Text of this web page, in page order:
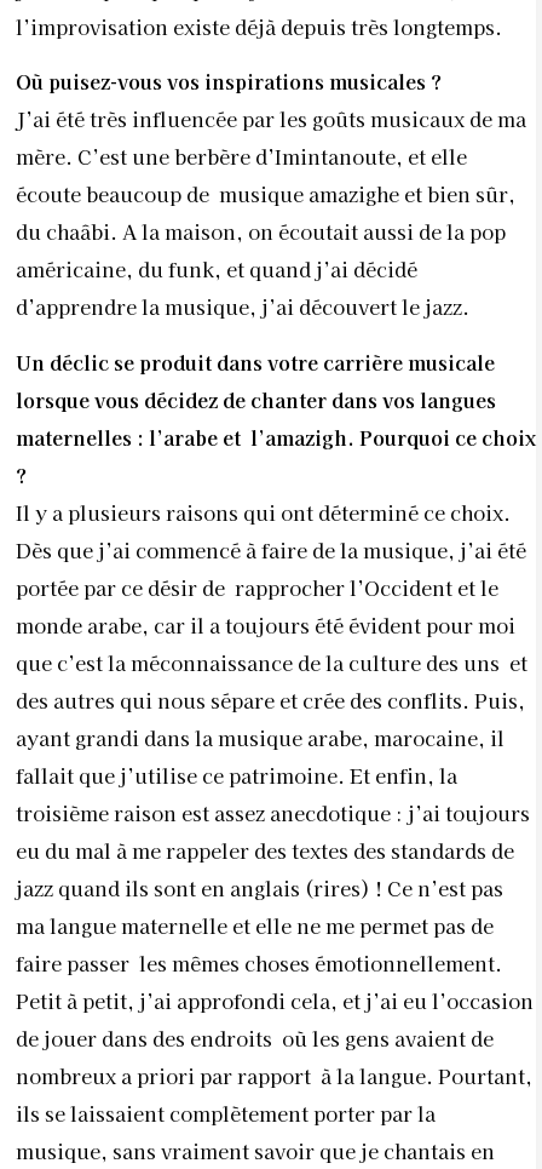
l’improvisation existe déjà depuis très longtemps.
Où puisez-vous vos inspirations musicales ?
J’ai été très influencée par les goûts musicaux de ma
mère. C’est une berbère d’Imintanoute, et elle
écoute beaucoup de musique amazighe et bien sûr,
du chaâbi. A la maison, on écoutait aussi de la pop
américaine, du funk, et quand j’ai décidé
d’apprendre la musique, j’ai découvert le jazz.
Un déclic se produit dans votre carrière musicale
lorsque vous décidez de chanter dans vos langues
maternelles : l’arabe et l’amazigh. Pourquoi ce choix
?
Il y a plusieurs raisons qui ont déterminé ce choix.
Dès que j’ai commencé à faire de la musique, j’ai été
portée par ce désir de rapprocher l’Occident et le
monde arabe, car il a toujours été évident pour moi
que c’est la méconnaissance de la culture des uns et
des autres qui nous sépare et crée des conflits. Puis,
ayant grandi dans la musique arabe, marocaine, il
fallait que j’utilise ce patrimoine. Et enfin, la
troisième raison est assez anecdotique : j’ai toujours
eu du mal à me rappeler des textes des standards de
jazz quand ils sont en anglais (rires) ! Ce n’est pas
ma langue maternelle et elle ne me permet pas de
faire passer les mêmes choses émotionnellement.
Petit à petit, j’ai approfondi cela, et j’ai eu l’occasion
de jouer dans des endroits où les gens avaient de
nombreux a priori par rapport à la langue. Pourtant,
ils se laissaient complètement porter par la
musique, sans vraiment savoir que je chantais en